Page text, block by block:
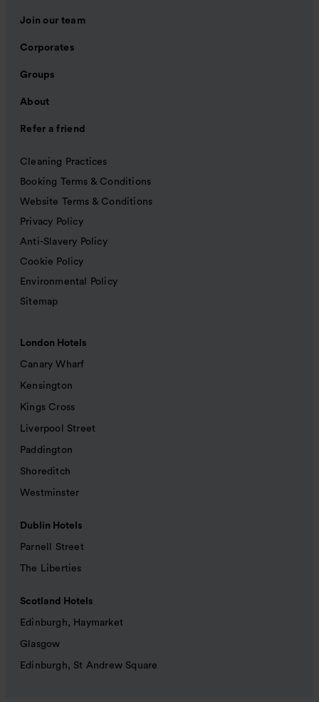
Join our team
Corporates
Groups
About
Refer a friend
Cleaning Practices
Booking Terms & Conditions
Website Terms & Conditions
Privacy Policy
Anti-Slavery Policy
Cookie Policy
Environmental Policy
Sitemap
London Hotels
Canary Wharf
Kensington
Kings Cross
Liverpool Street
Paddington
Shoreditch
Westminster
Dublin Hotels
Parnell Street
The Liberties
Scotland Hotels
Edinburgh, Haymarket
Glasgow
Edinburgh, St Andrew Square